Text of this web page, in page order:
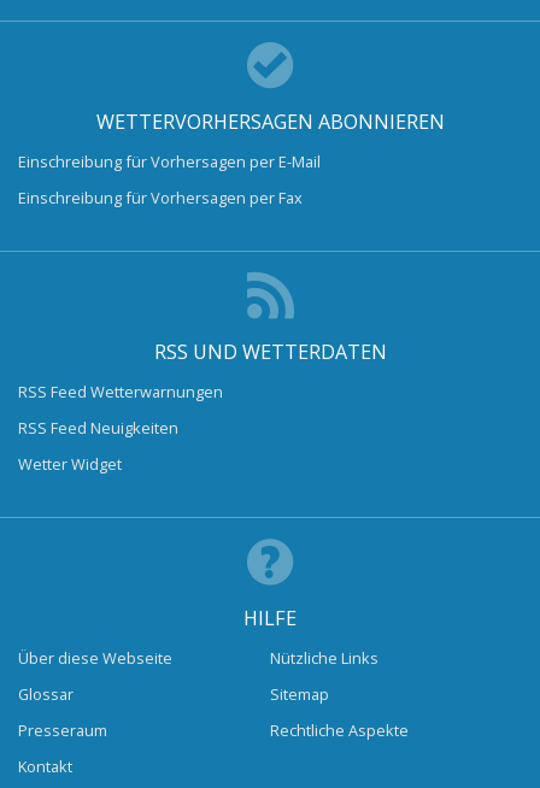
WETTERVORHERSAGEN ABONNIEREN
Einschreibung für Vorhersagen per E-Mail
Einschreibung für Vorhersagen per Fax
RSS UND WETTERDATEN
RSS Feed Wetterwarnungen
RSS Feed Neuigkeiten
Wetter Widget
HILFE
Über diese Webseite
Glossar
Presseraum
Kontakt
Nützliche Links
Sitemap
Rechtliche Aspekte